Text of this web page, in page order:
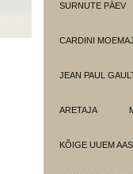
SURNUTE PÄEV
CARDINI
JEAN PAUL
ARETAJA
KÕIGE UUEM